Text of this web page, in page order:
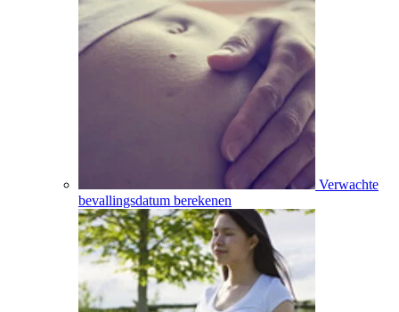
Verwachte
bevallingsdatum berekenen